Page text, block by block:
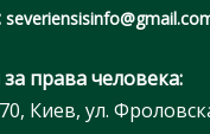
права человека:
Киев, ул.